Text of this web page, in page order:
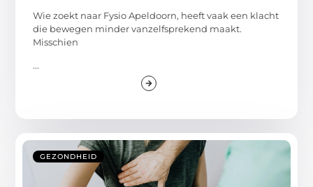
Wie zoekt naar Fysio Apeldoorn, heeft vaak een klacht
die bewegen minder vanzelfsprekend maakt.
Misschien
...
GEZONDHEID